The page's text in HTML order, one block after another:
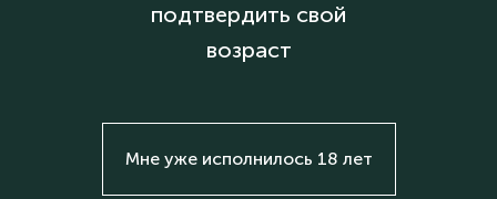
подтвердить свой
возраст
Мне уже исполнилось 18 лет